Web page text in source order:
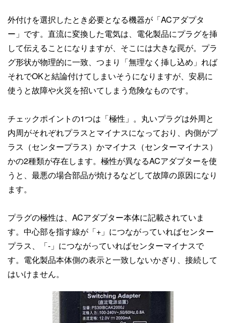
外付けを選択したとき必要となる機器が「ACアダプタ
ー」です。直流に変換した電気は、電化製品にプラグを挿
して伝えることになりますが、そこには大きな罠が。プラ
グ形状が物理的に一致、つまり「無理なく挿し込め」れば
それでOKと結論付けてしまいそうになりますが、安易に
使うと故障や火災を招いてしまう危険なものです。
チェックポイントの1つは「極性」。丸いプラグは外周と
内周がそれぞれプラスとマイナスになっており、内側がプ
ラス（センタープラス）かマイナス（センターマイナス）
かの2種類が存在します。極性が異なるACアダプターを使
うと、最悪の場合部品が焼けるなどして故障の原因になり
ます。
プラグの極性は、ACアダプター本体に記載されていま
す。中心部を指す線が「+」につながっていればセンター
プラス、「-」につながっていればセンターマイナスで
す。電化製品本体側の表示と一致しないかぎり、接続して
はいけません。